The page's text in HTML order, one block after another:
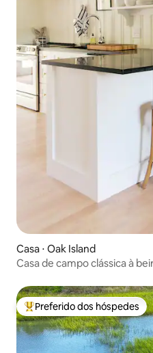
Casa ⋅ Oak Island
Casa de campo clássica à
Entre os melhores
Preferido dos hóspedes